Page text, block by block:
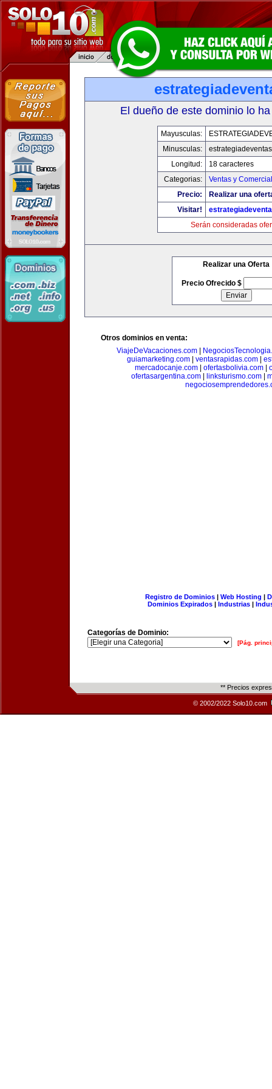
El dueño de este dominio lo
Mayusculas:
Minusculas:
Longitud:
18 caracteres
Categorias:
Ventas y
Precio:
Realizar una
Visitar!
Serán consideradas
Realizar una Oferta
Precio Ofrecido $
Otros dominios en venta:
ViajeDeVacaciones.com
guiamarketing.com| ventasrapidas.com|
mercadocanje.com
ofertasbolivia.com
ofertasargentina.com| linksturismo.com|
Registro de Dominios| Web Hosting |
Dominios Expirados | Industrias |
Categorías de Dominio:
[Pág.
** Precios
© 2002/2022 Solo10.com